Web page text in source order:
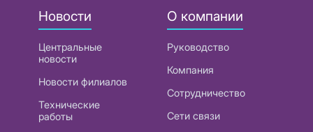
Новости
Центральные
новости
Новости филиалов
Технические
работы
О компании
Руководство
Компания
Сотрудничество
Сети связи